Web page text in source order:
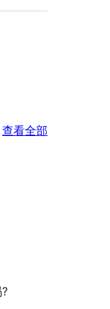
查看全部